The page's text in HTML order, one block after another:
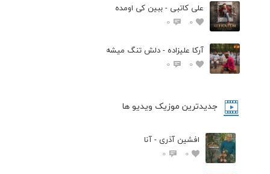
علی کاتبی - ببین کی اومده
0
0
آرکا علیزاده - دلش تنگ میشه
0
0
جدیدترین موزیک ویدیو ها
افشین آذری - آنا
0
0